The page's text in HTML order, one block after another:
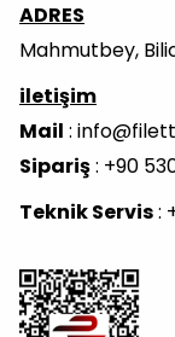
ADRES
Mahmutbey,
iletişim
Mail :
Sipariş: +90
Teknik Servis: